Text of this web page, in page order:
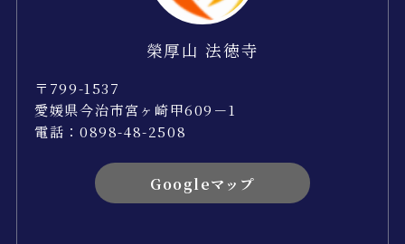
榮厚山 法徳寺
〒799-1537
愛媛県今治市宮ヶ崎甲609－1
電話：0898-48-2508
Googleマップ